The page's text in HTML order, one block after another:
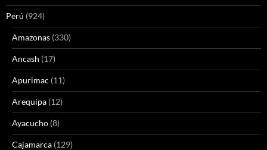
Perú (924)
Amazonas (330)
Ancash (17)
Apurimac (11)
Arequipa (12)
Ayacucho (8)
Cajamarca (129)